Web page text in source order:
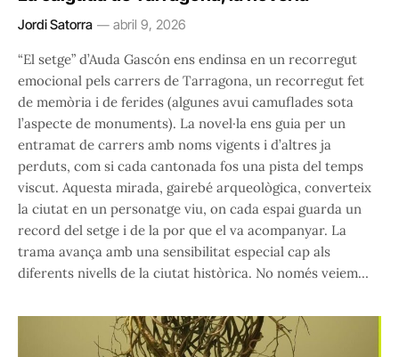
Jordi Satorra abril 9, 2026
“El setge” d’Auda Gascón ens endinsa en un recorregut
emocional pels carrers de Tarragona, un recorregut fet
de memòria i de ferides (algunes avui camuflades sota
l’aspecte de monuments). La novel·la ens guia per un
entramat de carrers amb noms vigents i d’altres ja
perduts, com si cada cantonada fos una pista del temps
viscut. Aquesta mirada, gairebé arqueològica, converteix
la ciutat en un personatge viu, on cada espai guarda un
record del setge i de la por que el va acompanyar. La
trama avança amb una sensibilitat especial cap als
diferents nivells de la ciutat històrica. No només veiem…